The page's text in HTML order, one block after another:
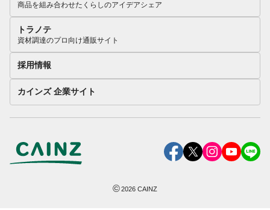
商品を組み合わせたくらしのアイデアシェア
トラノテ
資材調達のプロ向け通販サイト
採用情報
カインズ 企業サイト
©2026 CAINZ